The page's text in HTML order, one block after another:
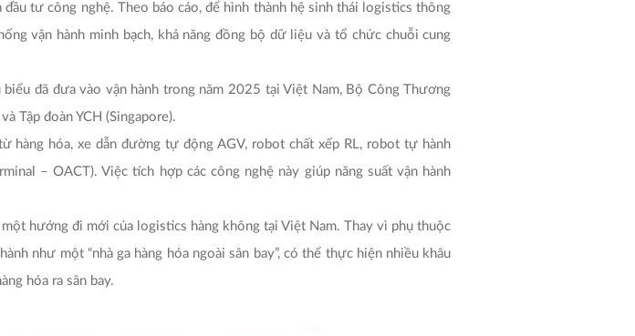
tư công nghệ. Theo báo cáo, để hình thành hệ sinh thái logistics thông
vận hành minh bạch, khả năng đồng bộ dữ liệu và tổ chức chuỗi cung
đã đưa vào vận hành trong năm 2025 tại Việt Nam, Bộ Công Thương
Tập đoàn YCH (Singapore).
hàng hóa, xe dẫn đường tự động AGV, robot chất xếp RL, robot tự hành
– OACT). Việc tích hợp các công nghệ này giúp năng suất vận hành
hướng đi mới của logistics hàng không tại Việt Nam. Thay vì phụ thuộc
như một “nhà ga hàng hóa ngoài sân bay”, có thể thực hiện nhiều khâu
hóa ra sân bay.